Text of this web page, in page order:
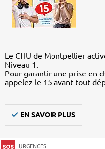
Le CHU de Montpellier
Niveau 1.
Pour garantir une prise en
appelez le 15 avant tout
EN SAVOIR PLUS
URGENCES